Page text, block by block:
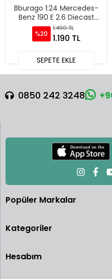
Bburago 1:24 Mercedes-
Benz 190 E 2.6 Diecast
Model Araba - Kırmızı
%20
1.490 TL
1.190 TL
SEPETE EKLE
0850 242 3248
Popüler Markalar
Kategoriler
Hesabım